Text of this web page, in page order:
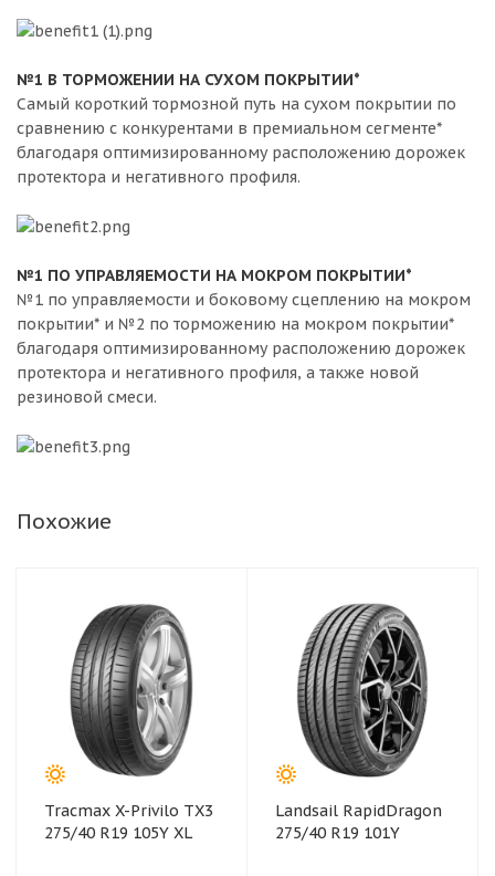
№1 В ТОРМОЖЕНИИ НА СУХОМ ПОКРЫТИИ*
Самый короткий тормозной путь на сухом покрытии по
сравнению с конкурентами в премиальном сегменте*
благодаря оптимизированному расположению дорожек
протектора и негативного профиля.
№1 ПО УПРАВЛЯЕМОСТИ НА МОКРОМ ПОКРЫТИИ*
№1 по управляемости и боковому сцеплению на мокром
покрытии* и №2 по торможению на мокром покрытии*
благодаря оптимизированному расположению дорожек
протектора и негативного профиля, а также новой
резиновой смеси.
Похожие
Tracmax X-Privilo TX3
275/40 R19 105Y XL
Landsail RapidDragon
275/40 R19 101Y